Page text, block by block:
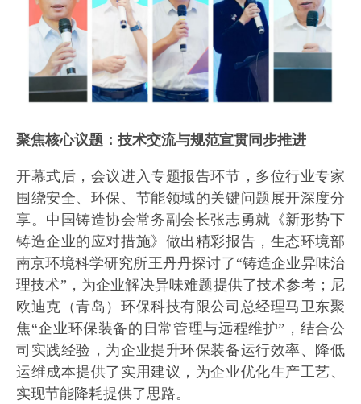
聚焦核心议题：技术交流与规范宣贯同步推进
开幕式后，会议进入专题报告环节，多位行业专家
围绕安全、环保、节能领域的关键问题展开深度分
享。中国铸造协会常务副会长张志勇就《新形势下
铸造企业的应对措施》做出精彩报告，生态环境部
南京环境科学研究所王丹丹探讨了“铸造企业异味治
理技术”，为企业解决异味难题提供了技术参考；尼
欧迪克（青岛）环保科技有限公司总经理马卫东聚
焦“企业环保装备的日常管理与远程维护”，结合公
司实践经验，为企业提升环保装备运行效率、降低
运维成本提供了实用建议，为企业优化生产工艺、
实现节能降耗提供了思路。